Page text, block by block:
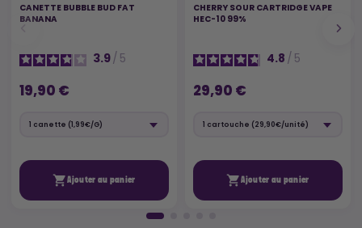
CANETTE BUBBLE BUD FAT
BANANA
3.9/ 5
19,90 €
Ajouter au panier
CHERRY SOUR CARTRIDGE VAPE
HEC-10 99%
4.8 / 5
29,90 €
Ajouter au panier